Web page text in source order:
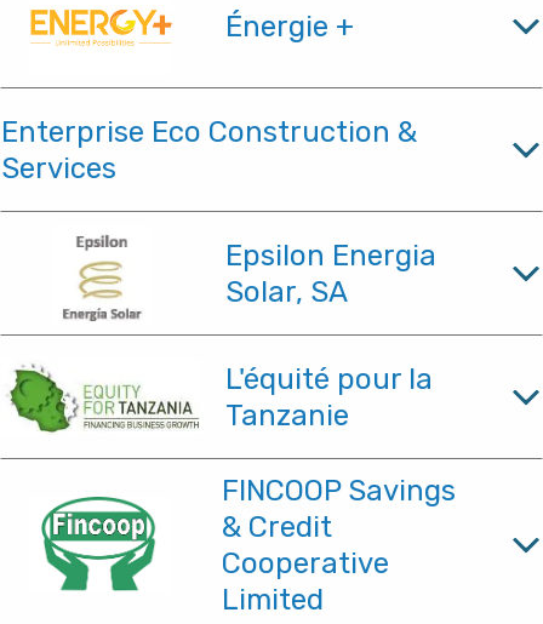
Énergie +
Enterprise Eco Construction &
Services
Epsilon Energia
Solar, SA
L'équité pour la
Tanzanie
FINCOOP Savings
& Credit
Cooperative
Limited